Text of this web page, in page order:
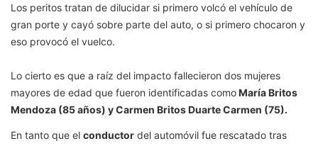
Los peritos tratan de dilucidar si primero volcó el vehículo de
gran porte y cayó sobre parte del auto, o si primero chocaron y
eso provocó el vuelco.
Lo cierto es que a raíz del impacto fallecieron dos mujeres
mayores de edad que fueron identificadas comoMaría Britos
Mendoza (85 años) y Carmen Britos Duarte Carmen (75).
En tanto que el conductor del automóvil fue rescatado tras